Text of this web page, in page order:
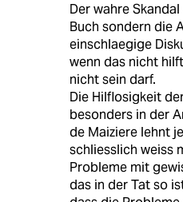
Der wahre
Buch sondern die
einschlaegige
wenn das nicht
nicht sein darf.
Die Hilflosigkeit
besonders in der
de Maiziere lehnt
schliesslich weiss
Probleme mit
das in der Tat so